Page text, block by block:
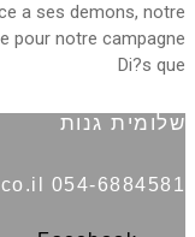
a ses demons, notre
pour notre campagne
Di?s que
שלומית גנות
054-6884581 studio@shlomtz.co.il